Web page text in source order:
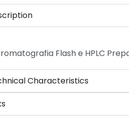
Flash e HPLC
Characteristics